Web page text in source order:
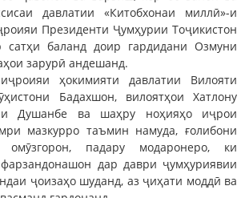
давлатии «Китобхонаи миллӣ»-и
Президенти Ҷумҳурии Тоҷикистон
сатҳи баланд доир гардидани Озмуни
зарурӣ андешанд.
ҳокимияти давлатии Вилояти
Бадахшон, вилоятҳои Хатлону
Душанбе ва шаҳру ноҳияҳо иҷрои
мазкурро таъмин намуда, ғолибони
падару модаронеро, ки
дар даври ҷумҳуриявии
ҷоизаҳо шуданд, аз ҷиҳати моддӣ ва